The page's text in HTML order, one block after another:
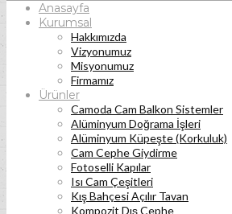
Anasayfa
Kurumsal
Hakkımızda
Vizyonumuz
Misyonumuz
Firmamız
Ürünler
Camoda Cam Balkon Sistemler
Alüminyum Doğrama İşleri
Alüminyum Küpeşte (Korkuluk)
Cam Cephe Giydirme
Fotoselli Kapılar
Isı Cam Çeşitleri
Kış Bahçesi Açılır Tavan
Kompozit Dış Cephe